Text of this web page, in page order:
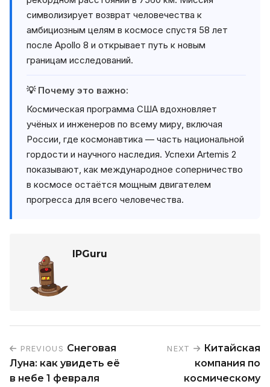
символизирует возврат человечества к
амбициозным целям в космосе спустя 58 лет
после Apollo 8 и открывает путь к новым
границам исследований.
💡 Почему это важно:
Космическая программа США вдохновляет
учёных и инженеров по всему миру, включая
России, где космонавтика — часть национальной
гордости и научного наследия. Успехи Artemis 2
показывают, как международное соперничество
в космосе остаётся мощным двигателем
прогресса для всего человечества.
IPGuru
PREVIOUS Снеговая
Луна: как увидеть её
в небе 1 февраля
NEXT
Китайская
компания по
космическому